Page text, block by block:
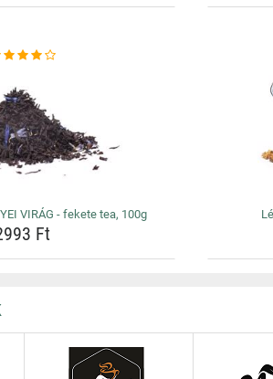
VIRÁG - fekete tea, 100g
Ft